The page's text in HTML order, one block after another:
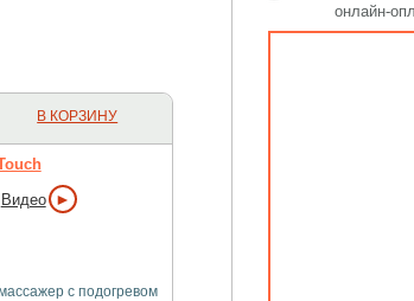
В КОРЗИНУ
Видео ►
с подогревом
онлайн-